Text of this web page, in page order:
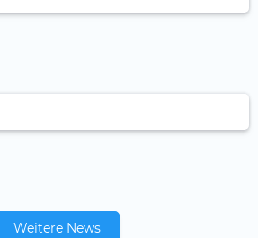
Weitere News